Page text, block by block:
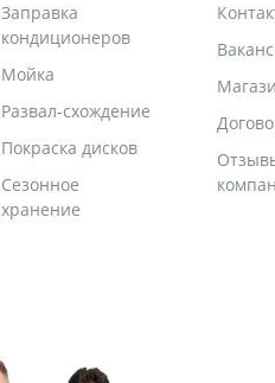
Заправка
кондиционеров
Мойка
Развал-схождение
Покраска дисков
Сезонное
хранение